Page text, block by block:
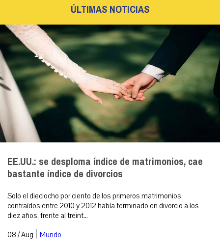
ÚLTIMAS NOTICIAS
EE.UU.: se desploma índice de matrimonios, cae
bastante índice de divorcios
Solo el dieciocho por ciento de los primeros matrimonios
contraídos entre 2010 y 2012 había terminado en divorcio a los
diez años, frente al treint...
08 / Aug | Mundo